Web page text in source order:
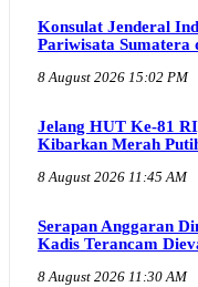
Konsulat Jenderal
Pariwisata Sumatera
8 August 2026 15:02 PM
Jelang HUT Ke-81
Kibarkan Merah
8 August 2026 11:45 AM
Serapan Anggaran
Kadis Terancam
8 August 2026 11:30 AM